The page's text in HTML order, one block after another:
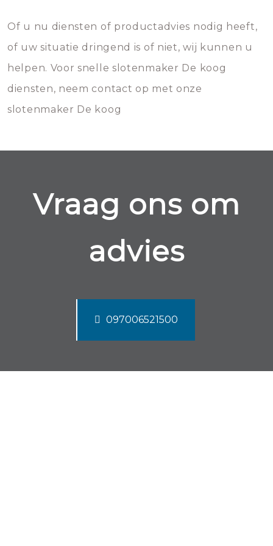
Of u nu diensten of productadvies nodig heeft,
of uw situatie dringend is of niet, wij kunnen u
helpen. Voor snelle slotenmaker De koog
diensten, neem contact op met onze
slotenmaker De koog
Vraag ons om
advies
097006521500